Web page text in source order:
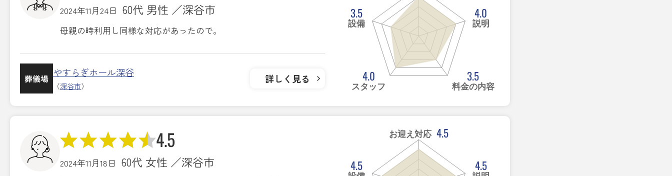
2024年11月24日 60代 男性 ／深谷市
母親の時利用し同様な対応があったので。
葬儀場 やすらぎホール深谷
（深谷市）
詳しく見る
4.0
説明
3.5
料金の内容
4.0
スタッフ
3.5
設備
4.5
2024年11月18日 60代 女性 ／深谷市
お迎え対応 4.5
4.5
4.5